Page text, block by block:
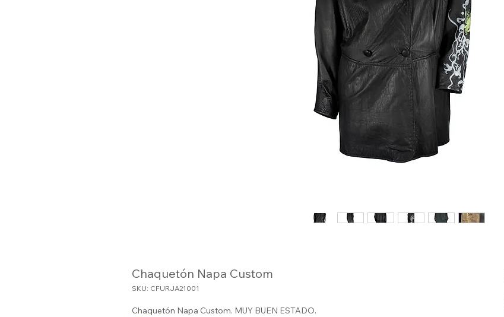
Chaquetón Napa Custom
SKU: CFURJA21001
Chaquetón Napa Custom. MUY BUEN ESTADO.